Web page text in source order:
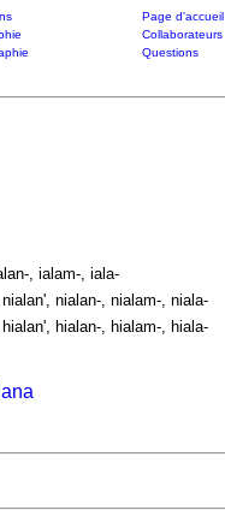
Page d'accueil
Collaborateurs
Questions
, ialam-, iala-
nialan-, nialam-, niala-
hialan-, hialam-, hiala-